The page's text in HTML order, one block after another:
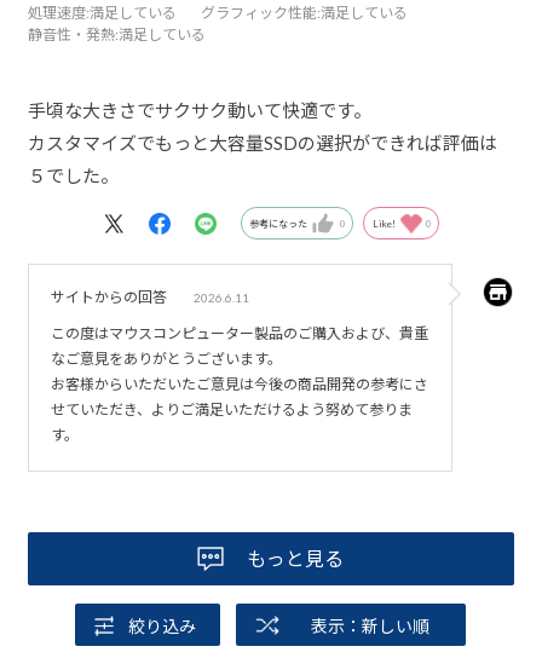
処理速度:満足している グラフィック性能:満足している
静音性・発熱:満足している
手頃な大きさでサクサク動いて快適です。
カスタマイズでもっと大容量SSDの選択ができれば評価は
５でした。
参考になった 0 Like! 0
サイトからの回答 2026.6.11
この度はマウスコンピューター製品のご購入および、貴重
なご意見をありがとうございます。
お客様からいただいたご意見は今後の商品開発の参考にさ
せていただき、よりご満足いただけるよう努めて参りま
す。
もっと見る
絞り込み 表示：新しい順